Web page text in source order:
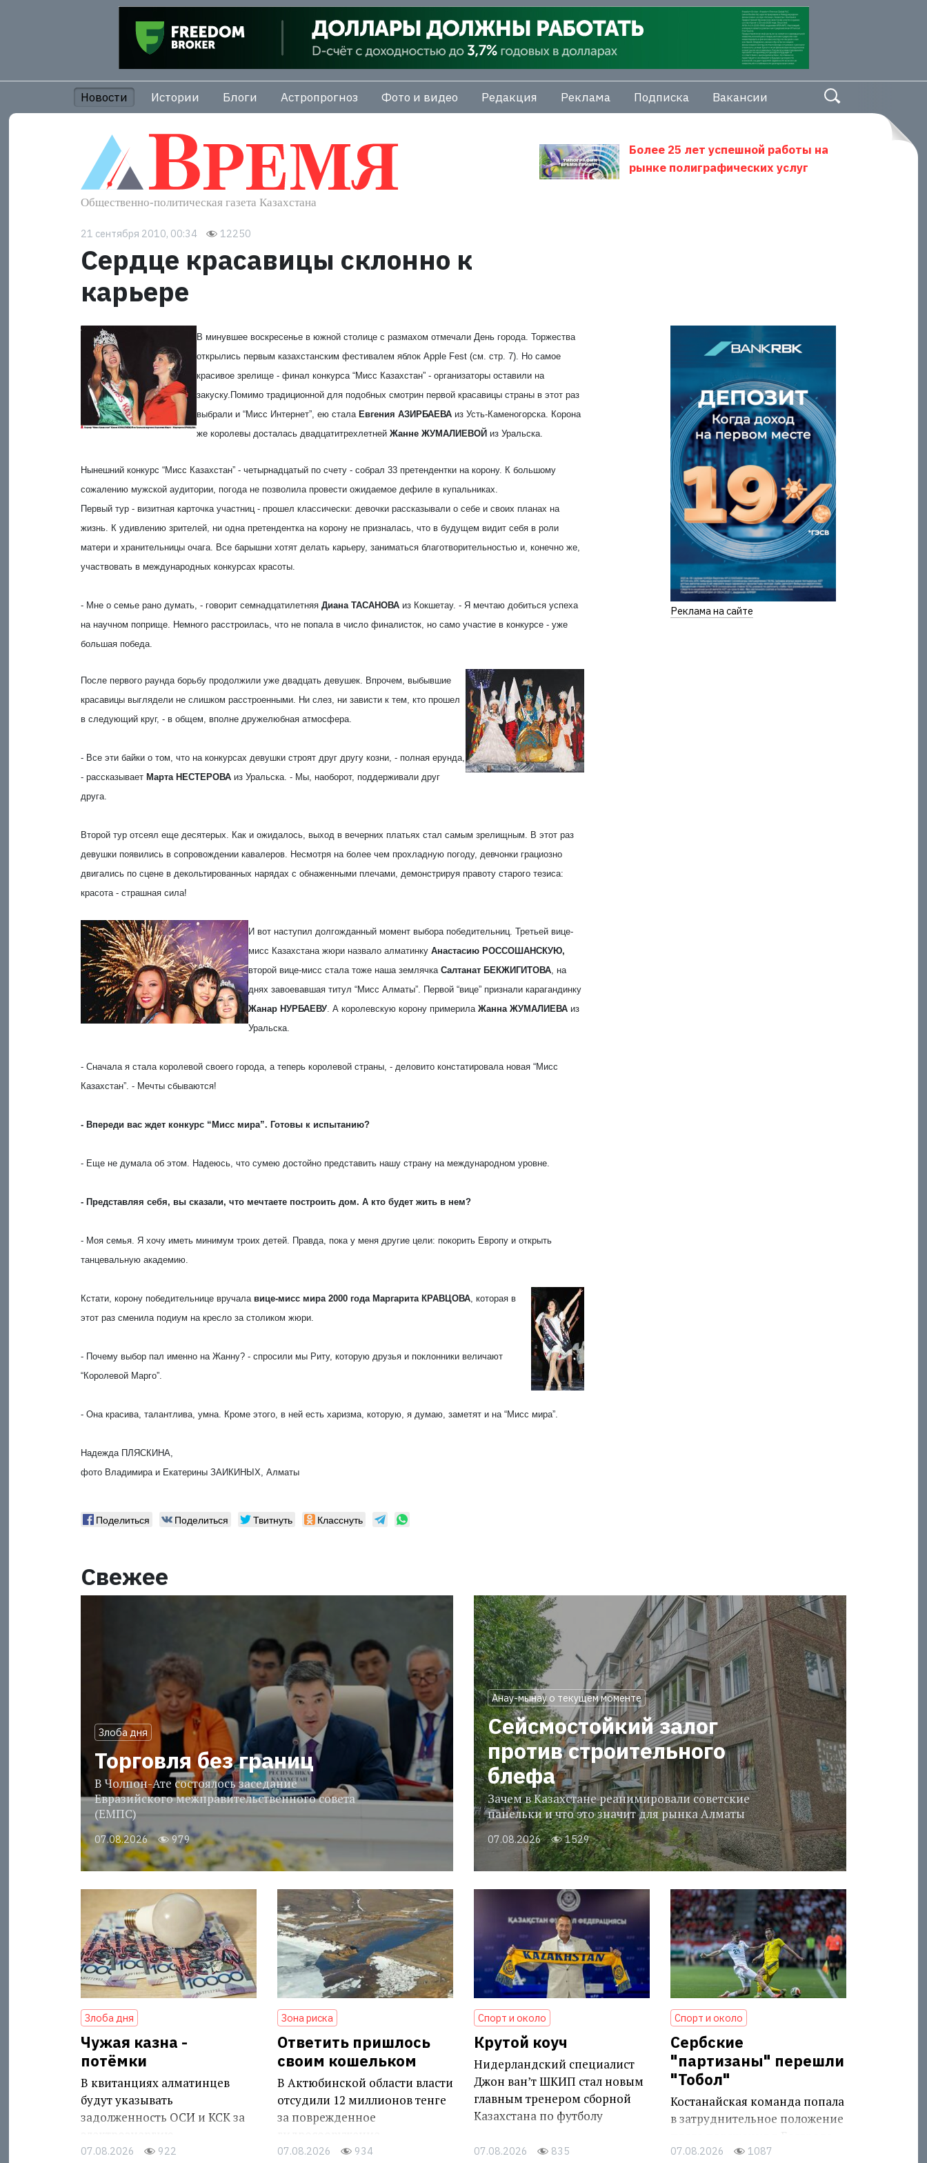
Новости Истории Блоги Астропрогноз Фото и видео Редакция Реклама Подписка Вакансии
Более 25 лет успешной работы на
рынке полиграфических услуг
21 сентября 2010, 00:34 12250
Сердце красавицы склонно к
карьере
В минувшее воскресенье в южной столице с размахом отмечали День города. Торжества
открылись первым казахстанским фестивалем яблок Apple Fest (см. стр. 7). Но самое
красивое зрелище - финал конкурса “Мисс Казахстан” - организаторы оставили на
закуску.Помимо традиционной для подобных смотрин первой красавицы страны в этот раз
выбрали и “Мисс Интернет”, ею стала Евгения АЗИРБАЕВА из Усть-Каменогорска. Корона
же королевы досталась двадцатитрехлетней Жанне ЖУМАЛИЕВОЙ из Уральска.
Нынешний конкурс “Мисс Казахстан” - четырнадцатый по счету - собрал 33 претендентки на корону. К большому
сожалению мужской аудитории, погода не позволила провести ожидаемое дефиле в купальниках.
Первый тур - визитная карточка участниц - прошел классически: девочки рассказывали о себе и своих планах на
жизнь. К удивлению зрителей, ни одна претендентка на корону не призналась, что в будущем видит себя в роли
матери и хранительницы очага. Все барышни хотят делать карьеру, заниматься благотворительностью и, конечно же,
участвовать в международных конкурсах красоты.
- Мне о семье рано думать, - говорит семнадцатилетняя Диана ТАСАНОВА из Кокшетау. - Я мечтаю добиться успеха
на научном поприще. Немного расстроилась, что не попала в число финалисток, но само участие в конкурсе - уже
большая победа.
После первого раунда борьбу продолжили уже двадцать девушек. Впрочем, выбывшие
красавицы выглядели не слишком расстроенными. Ни слез, ни зависти к тем, кто прошел
в следующий круг, - в общем, вполне дружелюбная атмосфера.
- Все эти байки о том, что на конкурсах девушки строят друг другу козни, - полная ерунда,
- рассказывает Марта НЕСТЕРОВА из Уральска. - Мы, наоборот, поддерживали друг
друга.
Второй тур отсеял еще десятерых. Как и ожидалось, выход в вечерних платьях стал самым зрелищным. В этот раз
девушки появились в сопровождении кавалеров. Несмотря на более чем прохладную погоду, девчонки грациозно
двигались по сцене в декольтированных нарядах с обнаженными плечами, демонстрируя правоту старого тезиса:
красота - страшная сила!
И вот наступил долгожданный момент выбора победительниц. Третьей вице-
мисс Казахстана жюри назвало алматинку Анастасию РОССОШАНСКУЮ,
второй вице-мисс стала тоже наша землячка Салтанат БЕКЖИГИТОВА, на
днях завоевавшая титул “Мисс Алматы”. Первой “вице” признали карагандинку
Жанар НУРБАЕВУ. А королевскую корону примерила Жанна ЖУМАЛИЕВАиз
Уральска.
- Сначала я стала королевой своего города, а теперь королевой страны, - деловито констатировала новая “Мисс
Казахстан”. - Мечты сбываются!
- Впереди вас ждет конкурс “Мисс мира”. Готовы к испытанию?
- Еще не думала об этом. Надеюсь, что сумею достойно представить нашу страну на международном уровне.
- Представляя себя, вы сказали, что мечтаете построить дом. А кто будет жить в нем?
- Моя семья. Я хочу иметь минимум троих детей. Правда, пока у меня другие цели: покорить Европу и открыть
танцевальную академию.
Кстати, корону победительнице вручала вице-мисс мира 2000 года Маргарита КРАВЦОВА, которая в
этот раз сменила подиум на кресло за столиком жюри.
- Почему выбор пал именно на Жанну? - спросили мы Риту, которую друзья и поклонники величают
“Королевой Марго”.
- Она красива, талантлива, умна. Кроме этого, в ней есть харизма, которую, я думаю, заметят и на “Мисс мира”.
Надежда ПЛЯСКИНА,
фото Владимира и Екатерины ЗАИКИНЫХ, Алматы
Поделиться Поделиться Твитнуть Класснуть
Реклама на сайте
Свежее
Злоба дня
Торговля без границ
В Чолпон-Ате состоялось заседание
Евразийского межправительственного совета
(ЕМПС)
07.08.2026 979
Анау-мынау о текущем моменте
Сейсмостойкий залог
против строительного
блефа
Зачем в Казахстане реанимировали советские
панельки и что это значит для рынка Алматы
07.08.2026 1529
Злоба дня
Чужая казна -
потёмки
В квитанциях алматинцев
будут указывать
задолженность ОСИ и КСК за
07.08.2026 922
Зона риска
Ответить пришлось
своим кошельком
В Актюбинской области власти
отсудили 12 миллионов тенге
за поврежденное
07.08.2026 934
Спорт и около
Крутой коуч
Нидерландский специалист
Джон ван’т ШКИП стал новым
главным тренером сборной
Казахстана по футболу
07.08.2026 835
Спорт и около
Сербские
"партизаны" перешли
"Тобол"
Костанайская команда попала
в затруднительное положение
после поражения в Белграде
07.08.2026 1087